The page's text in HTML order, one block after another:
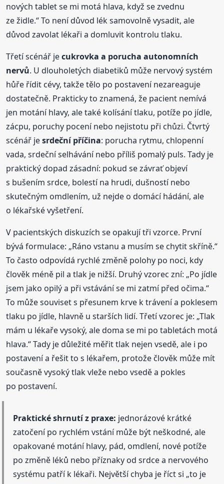
nových tablet se mi motá hlava, když se zvednu
ze židle.“ To není důvod lék samovolně vysadit, ale
důvod zavolat lékaři a domluvit kontrolu tlaku.
Třetí scénář jecukrovka a porucha autonomních
nervů. U dlouholetých diabetiků může nervový systém
hůře řídit cévy, takže tělo po postavení nezareaguje
dostatečně. Prakticky to znamená, že pacient nemívá
jen motání hlavy, ale také kolísání tlaku, potíže po jídle,
zácpu, poruchy pocení nebo nejistotu při chůzi. Čtvrtý
scénář jesrdeční příčina: porucha rytmu, chlopenní
vada, srdeční selhávání nebo příliš pomalý puls. Tady je
praktický dopad zásadní: pokud se závrať objeví
s bušením srdce, bolestí na hrudi, dušností nebo
skutečným omdlením, už nejde o domácí hádání, ale
o lékařské vyšetření.
V pacientských diskuzích se opakují tři vzorce. První
bývá formulace: „Ráno vstanu a musím se chytit skříně.“
To často odpovídá rychlé změně polohy po noci, kdy
člověk méně pil a tlak je nižší. Druhý vzorec zní: „Po jídle
jsem jako opilý a při vstávání se mi zatmí před očima.“
To může souviset s přesunem krve k trávení a poklesem
tlaku po jídle, hlavně u starších lidí. Třetí vzorec je: „Tlak
mám u lékaře vysoký, ale doma se mi po tabletách motá
hlava.“ Tady je důležité měřit tlak nejen vsedě, ale i po
postavení a řešit to s lékařem, protože člověk může mít
současně vysoký tlak vleže nebo vsedě a pokles
po postavení.
Praktické shrnutí z praxe: jednorázové krátké
zatočení po rychlém vstání může být neškodné, ale
opakované motání hlavy, pád, omdlení, nové potíže
po změně léků nebo příznaky od srdce a nervového
systému patří k lékaři. Největší chyba je říct si „to je